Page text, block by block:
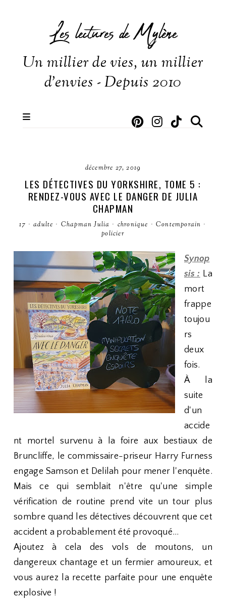
Les lectures de Mylène
Un millier de vies, un millier
d'envies - Depuis 2010
décembre 27, 2019
LES DÉTECTIVES DU YORKSHIRE, TOME 5 :
RENDEZ-VOUS AVEC LE DANGER DE JULIA
CHAPMAN
17 · adulte · Chapman Julia · chronique · Contemporain ·
policier
Synop
sis : La
mort
frappe
toujou
rs
deux
fois.
À la
suite
d'un
accide
nt mortel survenu à la foire aux bestiaux de
Bruncliffe, le commissaire-priseur Harry Furness
engage Samson et Delilah pour mener l'enquête.
Mais ce qui semblait n'être qu'une simple
vérification de routine prend vite un tour plus
sombre quand les détectives découvrent que cet
accident a probablement été provoqué...
Ajoutez à cela des vols de moutons, un
dangereux chantage et un fermier amoureux, et
vous aurez la recette parfaite pour une enquête
explosive !